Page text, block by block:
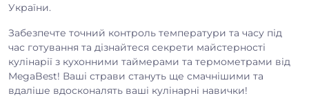
України.
Забезпечте точний контроль температури та часу під
час готування та дізнайтеся секрети майстерності
кулінарії з кухонними таймерами та термометрами від
MegaBest! Ваші страви стануть ще смачнішими та
вдаліше вдосконалять ваші кулінарні навички!